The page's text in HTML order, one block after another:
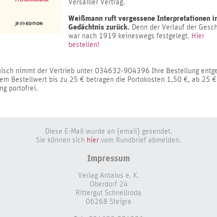
Versailler Vertrag.
Weißmann ruft vergessene Interpretationen
Gedächtnis zurück. Denn der Verlauf der
war nach 1919 keineswegs festgelegt. Hier
bestellen!
nimmt der Vertrieb unter 034632-904396 Ihre Bestellung
Bestellwert bis zu 25 € betragen die Portokosten 1,50 €, ab 25
portofrei.
Diese E-Mail wurde an {email} gesendet.
Sie können sich hier vom Rundbrief abmelden.
Impressum
Verlag Antaios e. K.
Oberdorf 24
Rittergut Schnellroda
06268 Steigra